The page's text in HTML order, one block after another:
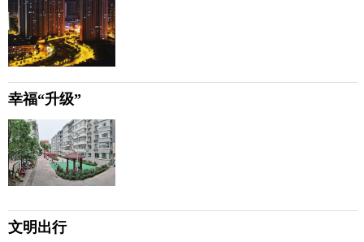
幸福“升级”
文明出行